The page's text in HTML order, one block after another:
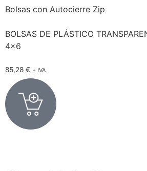
Bolsas con Autocierre Zip
BOLSAS DE PLÁSTICO
4×6
85,28 € + IVA